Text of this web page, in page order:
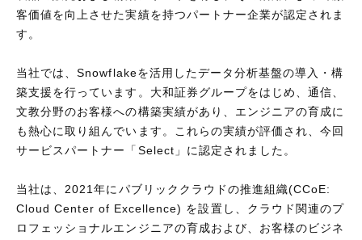
客価値を向上させた実績を持つパートナー企業が認定されま
す。
当社では、Snowflakeを活用したデータ分析基盤の導入・構
築支援を行っています。大和証券グループをはじめ、通信、
文教分野のお客様への構築実績があり、エンジニアの育成に
も熱心に取り組んでいます。これらの実績が評価され、今回
サービスパートナー「Select」に認定されました。
当社は、2021年にパブリッククラウドの推進組織(CCoE:
Cloud Center of Excellence) を設置し、クラウド関連のプ
ロフェッショナルエンジニアの育成および、お客様のビジネ